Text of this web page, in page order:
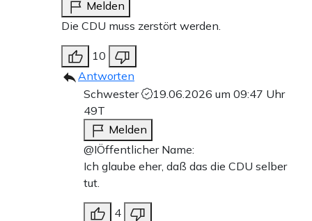
Melden
Die CDU muss zerstört werden.
10
Antworten
Schwester
19.06.2026 um 09:47 Uhr
49T
Melden
@IÖffentlicher Name:
Ich glaube eher, daß das die CDU selber
tut.
4